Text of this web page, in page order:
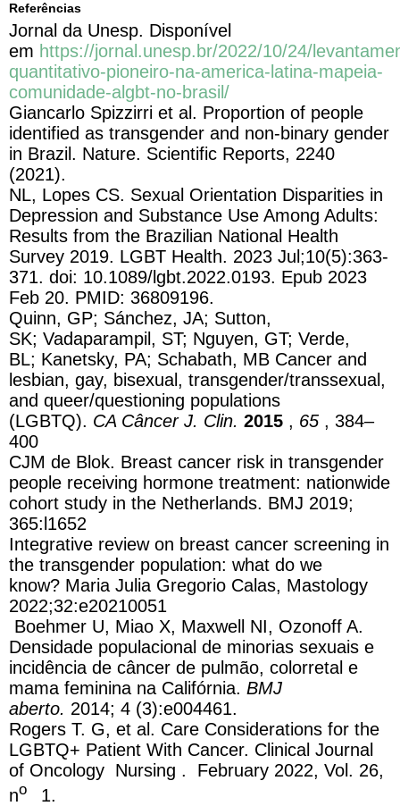
Referências
Jornal da Unesp. Disponível
em https://jornal.unesp.br/2022/10/24/
quantitativo-pioneiro-na-america-latina-mapeia-
comunidade-algbt-no-brasil/
Giancarlo Spizzirri et al. Proportion of people
identified as transgender and non-binary gender
in Brazil. Nature. Scientific Reports, 2240
(2021).
NL, Lopes CS. Sexual Orientation Disparities in
Depression and Substance Use Among Adults:
Results from the Brazilian National Health
Survey 2019. LGBT Health. 2023 Jul;10(5):363-
371. doi: 10.1089/lgbt.2022.0193. Epub 2023
Feb 20. PMID: 36809196.
Quinn, GP; Sánchez, JA; Sutton,
SK; Vadaparampil, ST; Nguyen, GT; Verde,
BL; Kanetsky, PA; Schabath, MB Cancer and
lesbian, gay, bisexual, transgender/transsexual,
and queer/questioning populations
(LGBTQ). CA Câncer J. Clin. 2015 , 65 , 384–
400
CJM de Blok. Breast cancer risk in transgender
people receiving hormone treatment: nationwide
cohort study in the Netherlands. BMJ 2019;
365:l1652
Integrative review on breast cancer screening in
the transgender population: what do we
know? Maria Julia Gregorio Calas, Mastology
2022;32:e20210051
Boehmer U, Miao X, Maxwell NI, Ozonoff A.
Densidade populacional de minorias sexuais e
incidência de câncer de pulmão, colorretal e
mama feminina na Califórnia. BMJ
aberto. 2014; 4 (3):e004461.
Rogers T. G, et al. Care Considerations for the
LGBTQ+ Patient With Cancer. Clinical Journal
of Oncology Nursing . February 2022, Vol. 26,
no 1.